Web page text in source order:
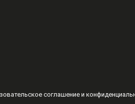
соглашение и